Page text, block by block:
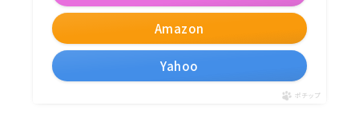
Amazon
Yahoo
ポチップ